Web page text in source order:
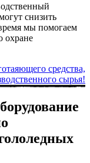
снизить
мы помогаем
охране
средства,
сырья!